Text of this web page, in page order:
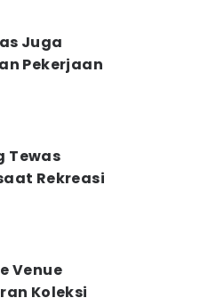
Juga
Pekerjaan
Tewas
Rekreasi
Venue
Koleksi